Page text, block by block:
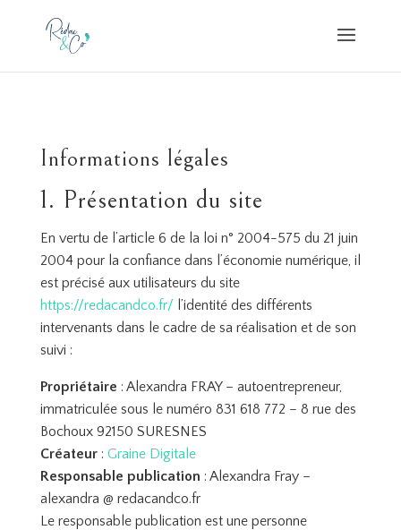
Informations légales
1. Présentation du site
En vertu de l’article 6 de la loi n° 2004-575 du 21 juin
2004 pour la confiance dans l’économie numérique, il
est précisé aux utilisateurs du site
https://redacandco.fr/ l’identité des différents
intervenants dans le cadre de sa réalisation et de son
suivi :
Propriétaire : Alexandra FRAY – autoentrepreneur,
immatriculée sous le numéro 831 618 772 – 8 rue des
Bochoux 92150 SURESNES
Créateur: Graine Digitale
Responsable publication : Alexandra Fray –
alexandra @ redacandco.fr
Le responsable publication est une personne